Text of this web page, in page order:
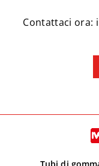
Contattaci ora:
Tubi di